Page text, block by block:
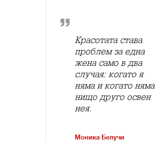
Красотата става
проблем за една
жена само в два
случая: когато я
няма и когато няма
нищо друго освен
нея.
Моника Белучи